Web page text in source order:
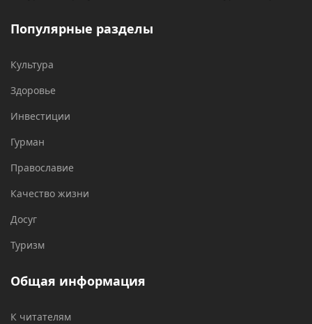
Популярные разделы
Культура
Здоровье
Инвестиции
Гурман
Православие
Качество жизни
Досуг
Туризм
Общая информация
К читателям